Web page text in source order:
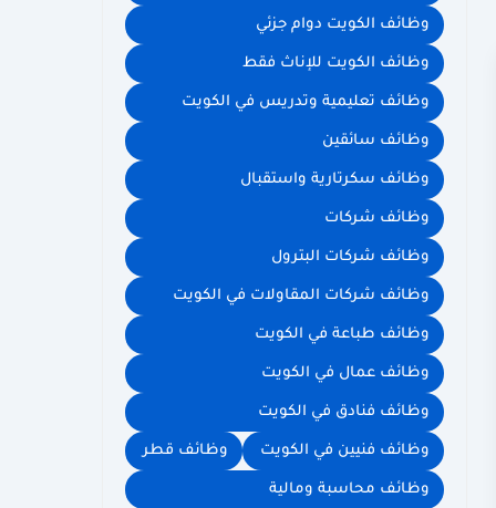
وظائف الكويت دوام جزئي
وظائف الكويت للإناث فقط
وظائف تعليمية وتدريس في الكويت
وظائف سائقين
وظائف سكرتارية واستقبال
وظائف شركات
وظائف شركات البترول
وظائف شركات المقاولات في الكويت
وظائف طباعة في الكويت
وظائف عمال في الكويت
وظائف فنادق في الكويت
وظائف فنيين في الكويت وظائف قطر
وظائف محاسبة ومالية